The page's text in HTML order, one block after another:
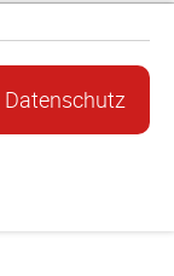
Datenschutz